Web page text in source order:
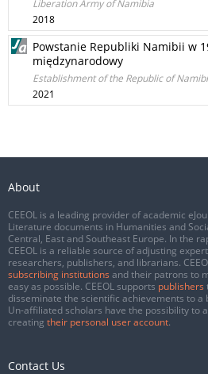
Liberation Army of Namibia
2018
Powstanie Republiki Namibii w
międzynarodowy
Establishment of the Republic of
2021
About
CEEOL is a leading provider of academic
Literature documents in Humanities and
Central, East and Southeast Europe. In the
CEEOL is a reliable source of adjusting
researchers, publishers, and librarians.
subscribing institutions and their patrons to
easy as possible. CEEOL supports publishers
disseminate the scientific achievements to
Un-affiliated scholars have the possibility to
creating their personal user account.
Contact Us